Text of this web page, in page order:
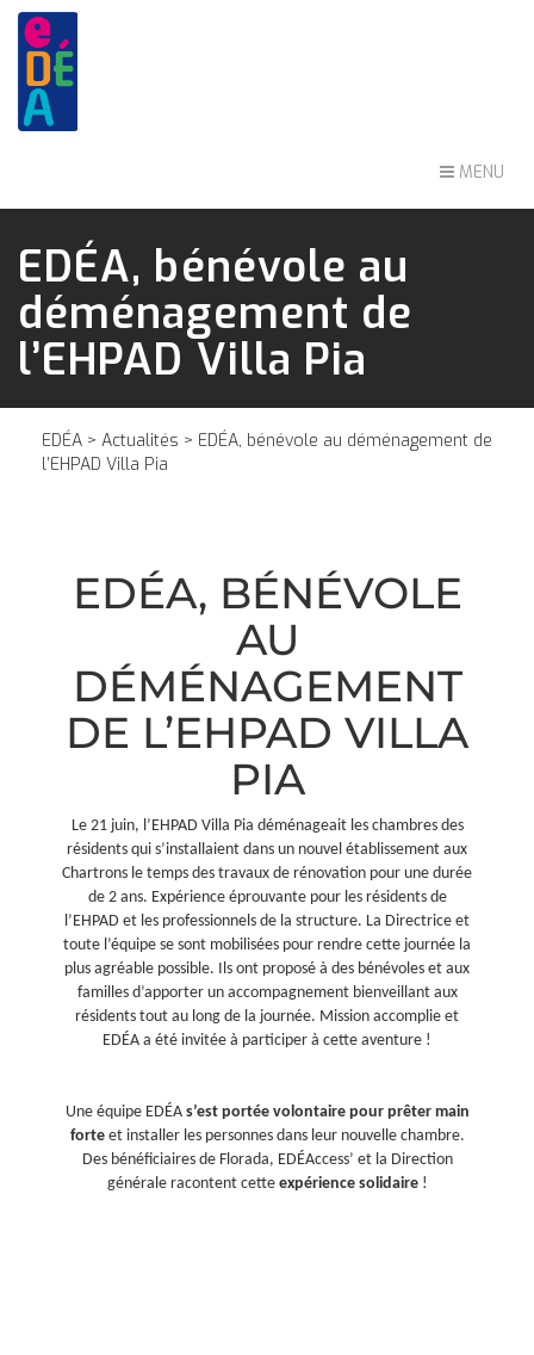
MENU
EDÉA, bénévole au
déménagement de
l’EHPAD Villa Pia
EDÉA > Actualités > EDÉA, bénévole au déménagement de
l’EHPAD Villa Pia
EDÉA, BÉNÉVOLE
AU
DÉMÉNAGEMENT
DE L’EHPAD VILLA
PIA
Le 21 juin, l’EHPAD Villa Pia déménageait les chambres des
résidents qui s’installaient dans un nouvel établissement aux
Chartrons le temps des travaux de rénovation pour une durée
de 2 ans. Expérience éprouvante pour les résidents de
l’EHPAD et les professionnels de la structure. La Directrice et
toute l’équipe se sont mobilisées pour rendre cette journée la
plus agréable possible. Ils ont proposé à des bénévoles et aux
familles d’apporter un accompagnement bienveillant aux
résidents tout au long de la journée. Mission accomplie et
EDÉA a été invitée à participer à cette aventure !
Une équipe EDÉA s’est portée volontaire pour prêter main
forte et installer les personnes dans leur nouvelle chambre.
Des bénéficiaires de Florada, EDÉAccess’ et la Direction
générale racontent cette expérience solidaire!